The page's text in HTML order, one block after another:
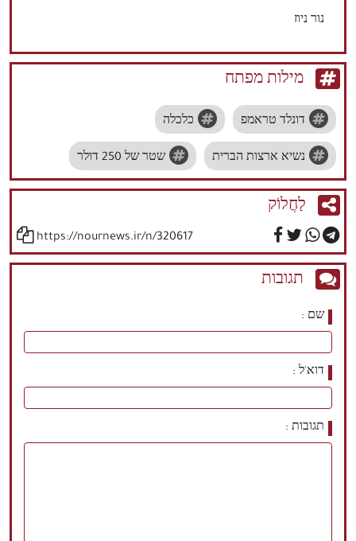
נור ניוז
מילות מפתח
דונלד טראמפ כלכלה
נשיא ארצות הברית שטר של 250 דולר
לַחֲלוֹק
https://nournews.ir/n/320617
תגובות
שם
דוא'ל
תגובות